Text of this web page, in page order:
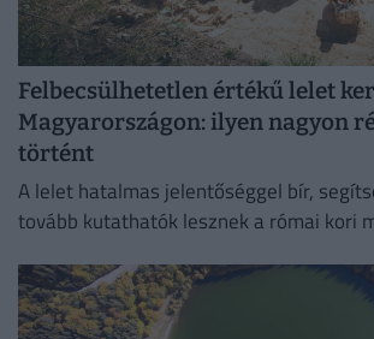
Felbecsülhetetlen értékű lelet
Magyarországon: ilyen nagyon
történt
A lelet hatalmas jelentőséggel bír,
tovább kutathatók lesznek a római kori